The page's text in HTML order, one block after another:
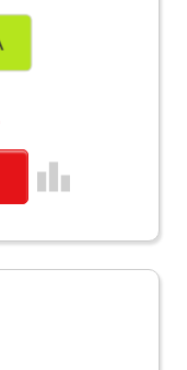
leaderboard